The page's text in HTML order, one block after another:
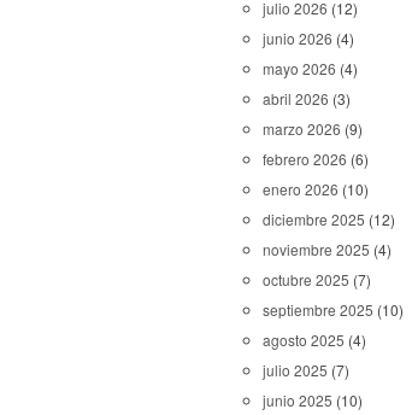
julio 2026 (12)
junio 2026 (4)
mayo 2026 (4)
abril 2026 (3)
marzo 2026 (9)
febrero 2026 (6)
enero 2026 (10)
diciembre 2025 (12)
noviembre 2025 (4)
octubre 2025 (7)
septiembre 2025 (10)
agosto 2025 (4)
julio 2025 (7)
junio 2025 (10)